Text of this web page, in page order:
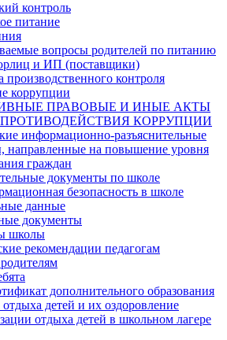
контроль
питание
вопросы родителей по питанию
и ИП (поставщики)
контроля
коррупции
ПРАВОВЫЕ И ИНЫЕ АКТЫ
КОРРУПЦИИ
информационно-разъяснительные
направленные на повышение уровня
граждан
документы по школе
безопасность в школе
данные
документы
школы
рекомендации педагогам
дополнительного образования
детей и их оздоровление
отдыха детей в школьном лагере